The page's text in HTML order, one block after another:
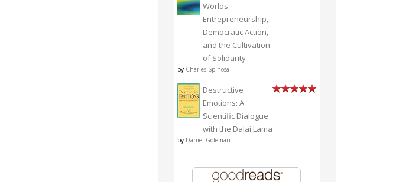
Worlds:
Entrepreneurship,
Democratic Action,
and the Cultivation
of Solidarity
by Charles Spinosa
Destructive
Emotions: A
Scientific Dialogue
with the Dalai Lama
by Daniel Goleman